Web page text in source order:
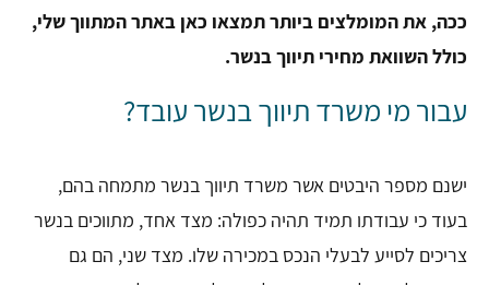
ככה, את המומלצים ביותר תמצאו כאן באתר המתווך שלי,
כולל השוואת מחירי תיווך בנשר.
עבור מי משרד תיווך בנשר עובד?
ישנם מספר היבטים אשר משרד תיווך בנשר מתמחה בהם,
בעוד כי עבודתו תמיד תהיה כפולה: מצד אחד, מתווכים בנשר
צריכים לסייע לבעלי הנכס במכירה שלו. מצד שני, הם גם